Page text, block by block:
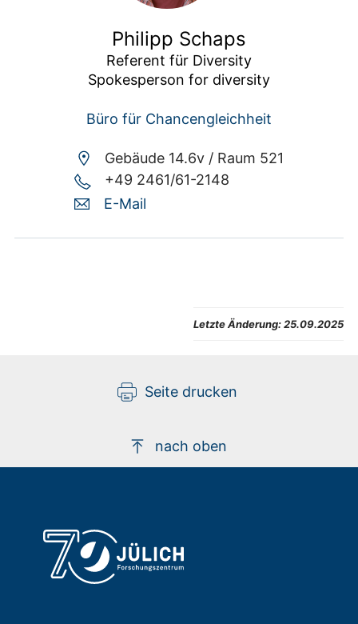
Philipp Schaps
Referent für Diversity
Spokesperson for diversity
Büro für Chancengleichheit
Gebäude 14.6v / Raum 521
+49 2461/61-2148
E-Mail
Letzte Änderung:25.09.2025
Seite drucken
nach oben